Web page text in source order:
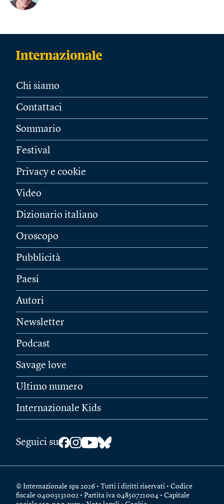
Chi siamo
Contattaci
Sommario
Festival
Privacy e cookie
Video
Dizionario italiano
Oroscopo
Pubblicità
Paesi
Autori
Newsletter
Podcast
Savage love
Ultimo numero
Internazionale Kids
Seguici su
© Internazionale spa 2026 • Tutti i diritti riservati • Codice
fiscale 04003131002 • Partita iva 04850721004 • Capitale